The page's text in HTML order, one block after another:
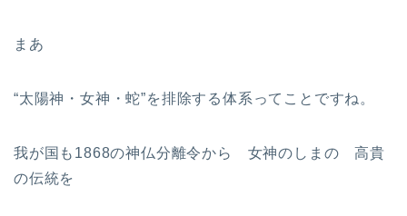
まあ
“太陽神・女神・蛇”を排除する体系ってことですね。
我が国も1868の神仏分離令から 女神のしまの 高貴
の伝統を